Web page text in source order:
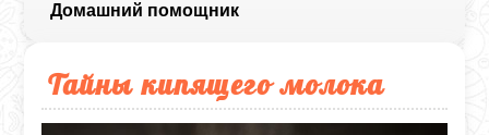
Домашний помощник
Тайны кипящего молока